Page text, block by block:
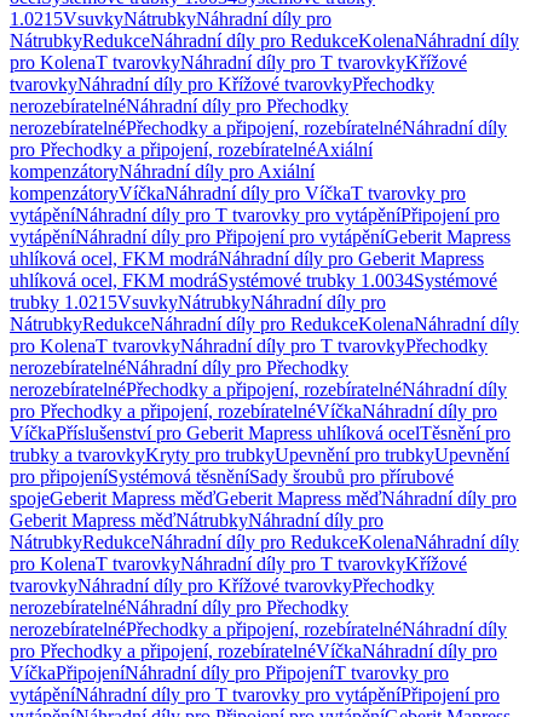
1.0215VsuvkyNátrubkyNáhradní díly pro
NátrubkyRedukceNáhradní díly pro RedukceKolenaNáhradní díly
pro KolenaT tvarovkyNáhradní díly pro T tvarovkyKřížové
tvarovkyNáhradní díly pro Křížové tvarovkyPřechodky
nerozebíratelnéNáhradní díly pro Přechodky
nerozebíratelnéPřechodky a připojení, rozebíratelnéNáhradní díly
pro Přechodky a připojení, rozebíratelnéAxiální
kompenzátoryNáhradní díly pro Axiální
kompenzátoryVíčkaNáhradní díly pro VíčkaT tvarovky pro
vytápěníNáhradní díly pro T tvarovky pro vytápěníPřipojení pro
vytápěníNáhradní díly pro Připojení pro vytápěníGeberit Mapress
uhlíková ocel, FKM modráNáhradní díly pro Geberit Mapress
uhlíková ocel, FKM modráSystémové trubky 1.0034Systémové
trubky 1.0215VsuvkyNátrubkyNáhradní díly pro
NátrubkyRedukceNáhradní díly pro RedukceKolenaNáhradní díly
pro KolenaT tvarovkyNáhradní díly pro T tvarovkyPřechodky
nerozebíratelnéNáhradní díly pro Přechodky
nerozebíratelnéPřechodky a připojení, rozebíratelnéNáhradní díly
pro Přechodky a připojení, rozebíratelnéVíčkaNáhradní díly pro
VíčkaPříslušenství pro Geberit Mapress uhlíková ocelTěsnění pro
trubky a tvarovkyKryty pro trubkyUpevnění pro trubkyUpevnění
pro připojeníSystémová těsněníSady šroubů pro přírubové
spojeGeberit Mapress měďGeberit Mapress měďNáhradní díly pro
Geberit Mapress měďNátrubkyNáhradní díly pro
NátrubkyRedukceNáhradní díly pro RedukceKolenaNáhradní díly
pro KolenaT tvarovkyNáhradní díly pro T tvarovkyKřížové
tvarovkyNáhradní díly pro Křížové tvarovkyPřechodky
nerozebíratelnéNáhradní díly pro Přechodky
nerozebíratelnéPřechodky a připojení, rozebíratelnéNáhradní díly
pro Přechodky a připojení, rozebíratelnéVíčkaNáhradní díly pro
VíčkaPřipojeníNáhradní díly pro PřipojeníT tvarovky pro
vytápěníNáhradní díly pro T tvarovky pro vytápěníPřipojení pro